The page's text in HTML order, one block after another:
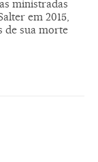
ministradas
em 2015,
de sua morte